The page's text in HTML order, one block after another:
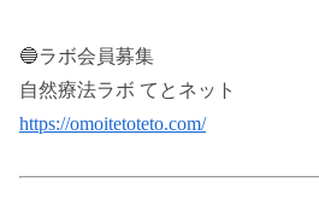
🔵ラボ会員募集
自然療法ラボ てとネット
https://omoitetoteto.com/